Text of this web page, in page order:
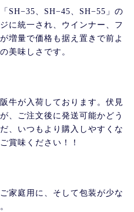
SH−35、SH−45、SH−55」の
に統一され、ウインナー、フ
増量で価格も据え置きで前よ
美味しさです。
牛が入荷しております。伏見
、ご注文後に発送可能かどう
、いつもより購入しやすくな
賞味ください！！
家庭用に、そして包装が少な